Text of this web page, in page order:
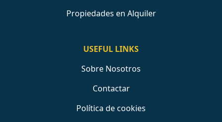
Propiedades en Alquiler
USEFUL LINKS
Sobre Nosotros
Contactar
Política de cookies